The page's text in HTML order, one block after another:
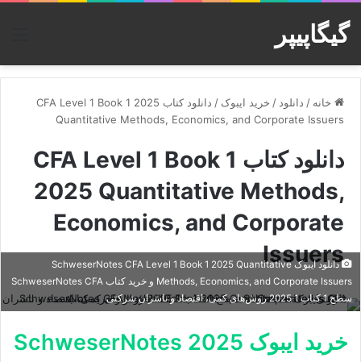
گیگاپیپر
خانه / دانلود / خرید ایبوک /
دانلود کتاب CFA Level 1 Book 1 2025
Quantitative Methods, Economics, and Corporate Issuers
دانلود کتاب CFA Level 1 Book 1
2025 Quantitative Methods,
Economics, and Corporate
Issuersدانلود ایبوک SchweserNotes CFA Level 1 Book 1 2025 Quantitative
Methods, Economics, and Corporate Issuers و خرید کتاب SchweserNotes CFA
سطح 1 کتاب 1 2025 روش‌های کمی، اقتصاد و ناشران شرکتی
خرید ایبوک SchweserNotes 2025